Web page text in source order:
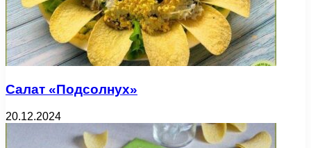
Салат «Подсолнух»
20.12.2024